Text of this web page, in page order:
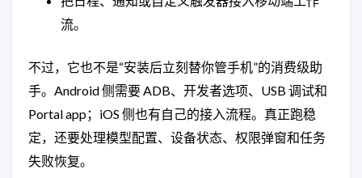
流。
不过，它也不是“安装后立刻替你管手机”的消费级助
手。Android 侧需要 ADB、开发者选项、USB 调试和
Portal app；iOS 侧也有自己的接入流程。真正跑稳
定，还要处理模型配置、设备状态、权限弹窗和任务
失败恢复。